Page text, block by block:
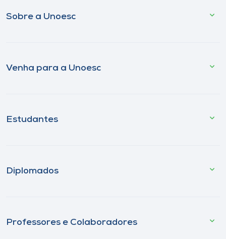
Sobre a Unoesc
Venha para a Unoesc
Estudantes
Diplomados
Professores e Colaboradores